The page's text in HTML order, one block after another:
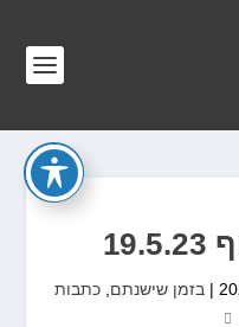
|בזמן שישנתם ,כתבות